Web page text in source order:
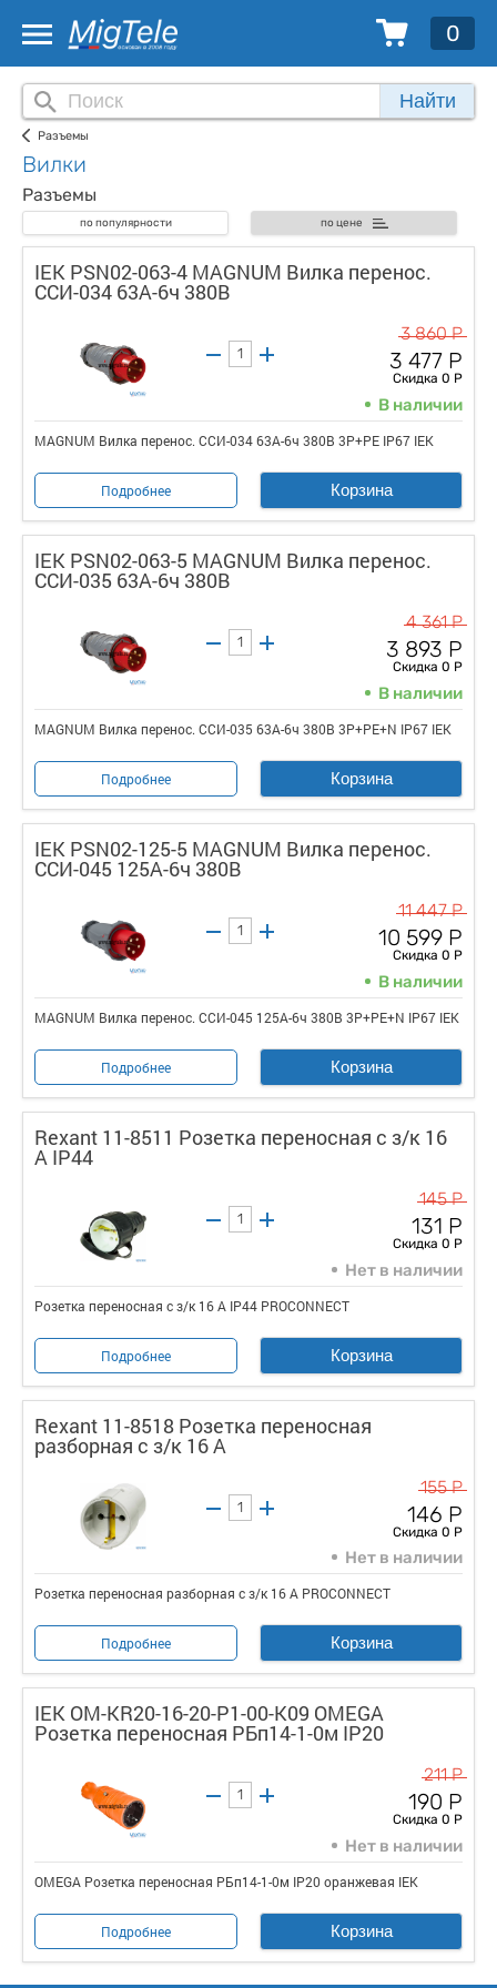
0
Найти
Разъемы
Вилки
Разъемы
по популярности по цене
IEK PSN02-063-4 MAGNUM Вилка перенос.
ССИ-034 63А-6ч 380В
3 860 Р
3 477 Р
Скидка 0 Р
В наличии
MAGNUM Вилка перенос. ССИ-034 63А-6ч 380В 3P+PE IP67 IEK
Подробнее Корзина
IEK PSN02-063-5 MAGNUM Вилка перенос.
ССИ-035 63А-6ч 380В
4 361 Р
3 893 Р
Скидка 0 Р
В наличии
MAGNUM Вилка перенос. ССИ-035 63А-6ч 380В 3P+PE+N IP67 IEK
Подробнее Корзина
IEK PSN02-125-5 MAGNUM Вилка перенос.
ССИ-045 125А-6ч 380В
11 447 Р
10 599 Р
Скидка 0 Р
В наличии
MAGNUM Вилка перенос. ССИ-045 125А-6ч 380В 3P+PE+N IP67 IEK
Подробнее Корзина
Rexant 11-8511 Розетка переносная с з/к 16
А IP44
145 Р
131 Р
Скидка 0 Р
Нет в наличии
Розетка переносная с з/к 16 А IP44 PROCONNECT
Подробнее Корзина
Rexant 11-8518 Розетка переносная
разборная с з/к 16 А
155 Р
146 Р
Скидка 0 Р
Нет в наличии
Розетка переносная разборная с з/к 16 А PROCONNECT
Подробнее Корзина
IEK OM-KR20-16-20-P1-00-K09 OMEGA
Розетка переносная РБп14-1-0м IP20
211 Р
190 Р
Скидка 0 Р
Нет в наличии
OMEGA Розетка переносная РБп14-1-0м IP20 оранжевая IEK
Подробнее Корзина